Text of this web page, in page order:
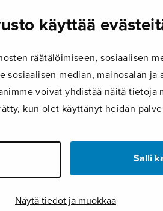
käyttää
räätälöimiseen, sosiaalisen
sosiaalisen median, mainosalan
voivat yhdistää näitä
kun olet käyttänyt heidän
Salli
Näytä tiedot ja muokkaa